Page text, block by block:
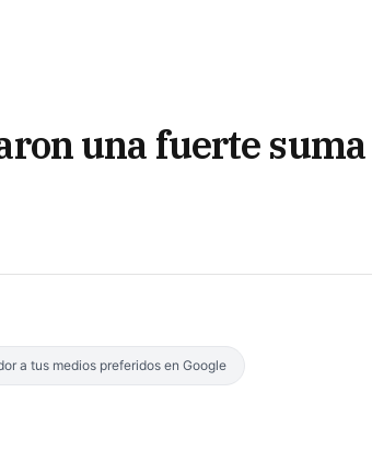
una fuerte
a tus medios preferidos en Google